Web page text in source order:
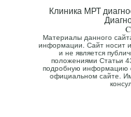
Клиника МРТ
Материалы данного
информации. Сайт носит
и не является
положениями Статьи
подробную информацию
официальном сайте.